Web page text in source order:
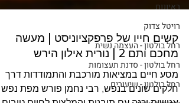
ראיונות
רויטל צדוק
רחל בולטון - העצמה נשית
רחל בולטון - סדנת תעצומות
רחל בולטון - שיעורים
קשים חייו של פרפקציוניסט | מעשה